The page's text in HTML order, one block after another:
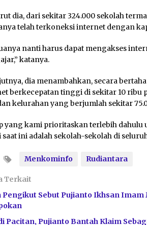
dia, dari sekitar 324.000 sekolah
telah terkoneksi internet dengan
nanti harus dapat mengakses
katanya.
dia menambahkan, secara
berkecepatan tinggi di sekitar 10 ribu
kelurahan yang berjumlah sekitar
yang kami prioritaskan terlebih
ini adalah sekolah-sekolah di
Menkominfo Rudiantara
Terkait
Pengikut Sebut Pujianto Ikhsan
Pacitan, Pujianto Bantah Klaim